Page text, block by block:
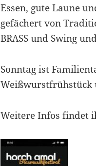
Essen, gute Laune
gefächert von
BRASS und Swing
Sonntag ist
Weißwurstfrühstück
Weitere Infos findet